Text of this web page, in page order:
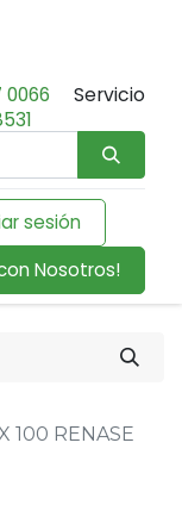
0066
Servicio
sesión
Nosotros!
100 RENASE